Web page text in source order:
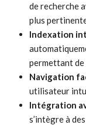
de recherche
plus
Indexation
permettant
Navigation
utilisateur
Intégration
s’intègre à